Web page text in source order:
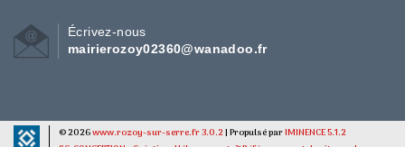
Écrivez-nous
mairierozoy02360@wanadoo.fr
© 2026www.rozoy-sur-serre.fr 3.0.2| Propulsé parIMINENCE 5.1.2